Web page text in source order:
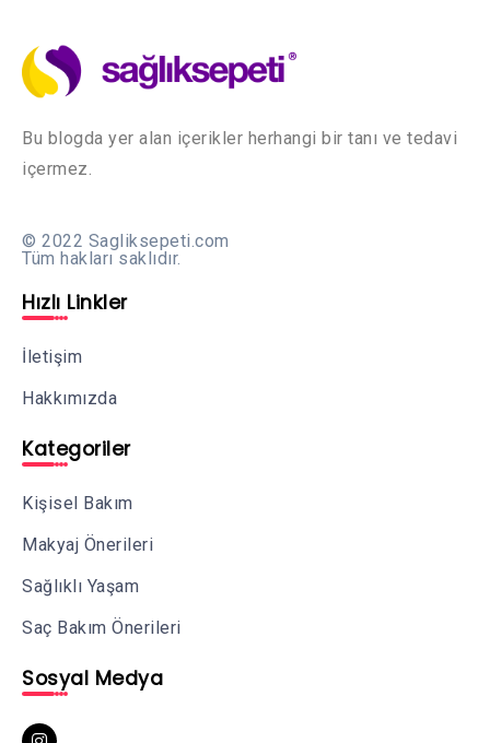
Bu blogda yer alan içerikler herhangi bir tanı ve tedavi
içermez.
© 2022 Sagliksepeti.com
Tüm hakları saklıdır.
Hızlı Linkler
İletişim
Hakkımızda
Kategoriler
Kişisel Bakım
Makyaj Önerileri
Sağlıklı Yaşam
Saç Bakım Önerileri
Sosyal Medya